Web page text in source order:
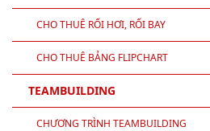
CHO THUÊ RỐI HƠI, RỐI BAY
CHO THUÊ BẢNG FLIPCHART
TEAMBUILDING
CHƯƠNG TRÌNH TEAMBUILDING